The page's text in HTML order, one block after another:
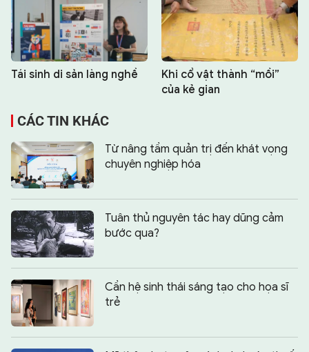
Tái sinh di sản làng nghề
Khi cổ vật thành “mồi”
của kẻ gian
CÁC TIN KHÁC
Từ nâng tầm quản trị đến khát vọng
chuyên nghiệp hóa
Tuân thủ nguyên tác hay dũng cảm
bước qua?
Cần hệ sinh thái sáng tạo cho họa sĩ
trẻ